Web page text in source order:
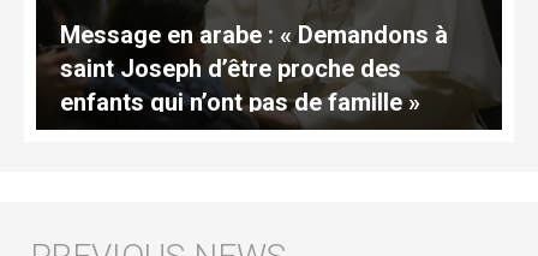
Message en arabe : « Demandons à
saint Joseph d’être proche des
enfants qui n’ont pas de famille »